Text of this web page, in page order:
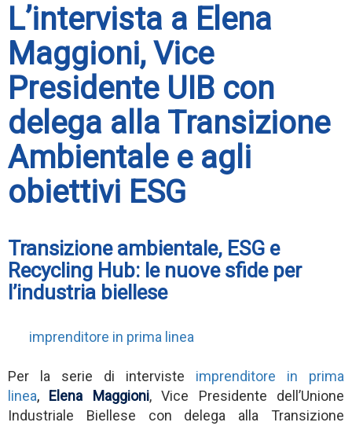
L’intervista a Elena
Maggioni, Vice
Presidente UIB con
delega alla Transizione
Ambientale e agli
obiettivi ESG
Transizione ambientale, ESG e
Recycling Hub: le nuove sfide per
l’industria biellese
imprenditore in prima linea
Per la serie di interviste imprenditore in prima
linea, Elena Maggioni, Vice Presidente dell’Unione
Industriale Biellese con delega alla Transizione